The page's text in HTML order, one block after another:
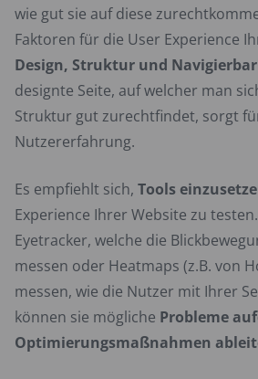
wie gut sie auf diese
Faktoren für die User Experience
Design, Struktur und
designte Seite, auf welcher man
Struktur gut zurechtfindet, sorgt
Nutzererfahrung.
Es empfiehlt sich, Tools
Experience Ihrer Website zu
Eyetracker, welche die
messen oder Heatmaps (z.B. von
messen, wie die Nutzer mit Ihrer
können sie mögliche Probleme
Optimierungsmaßnahmen